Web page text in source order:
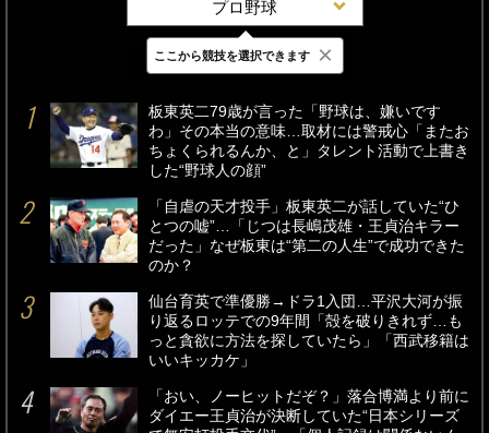
プロ野球
最新 24時間 週間
板東英二79歳が言った「野球は、嫌いです
わ」その本当の意味…取材には警戒心「またお
ちょくられるんか、と」タレント活動で上書き
した“野球人の顔”
「自虐の天才投手」板東英二が話していた“ひ
とつの嘘”…「じつは長嶋茂雄・王貞治キラー
だった」なぜ板東は“第二の人生”で成功できた
のか？
仙台育英で準優勝→ドラ1入団…平沢大河が振
り返るロッテでの9年間「殻を破りきれず…も
っと貪欲に方法を探していたら」「西武移籍は
いいキッカケ」
「おい、ノーヒットだぞ？」落合博満より前に
ダイエー王貞治が決断していた“日本シリーズ
ここから競技を選択できます ×